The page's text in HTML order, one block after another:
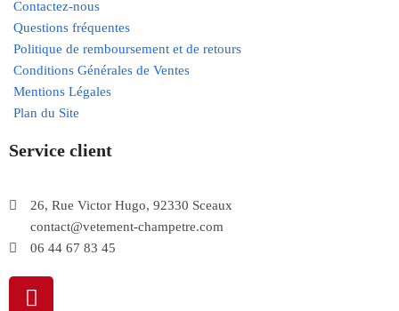
Contactez-nous
Questions fréquentes
Politique de remboursement et de retours
Conditions Générales de Ventes
Mentions Légales
Plan du Site
Service client
26, Rue Victor Hugo, 92330 Sceaux
contact@vetement-champetre.com
06 44 67 83 45